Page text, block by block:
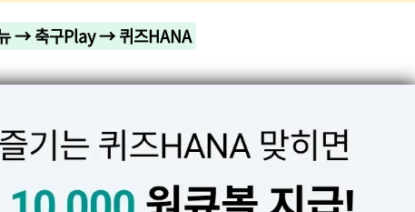
→ 축구Play → 퀴즈HANA